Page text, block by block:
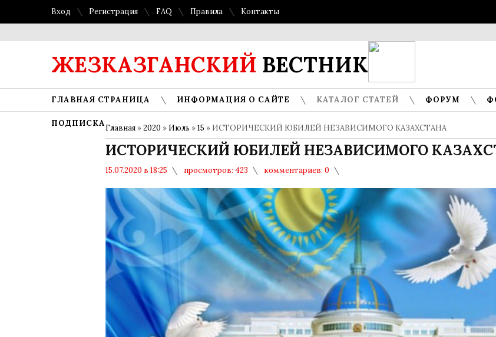
Вход Регистрация FAQ Правила Контакты
ЖЕЗКАЗГАНСКИЙ ВЕСТНИК
ГЛАВНАЯ СТРАНИЦА ИНФОРМАЦИЯ О САЙТЕ КАТАЛОГ СТАТЕЙ ФОРУМ
ПОДПИСКАГлавная »2020 » Июль »15 » ИСТОРИЧЕСКИЙ ЮБИЛЕЙ НЕЗАВИСИМОГО КАЗАХСТАНА
ИСТОРИЧЕСКИЙ ЮБИЛЕЙ НЕЗАВИСИМОГО
15.07.2020 в 18:25 просмотров: 423 комментариев: 0